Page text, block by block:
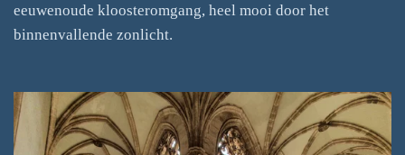
eeuwenoude kloosteromgang, heel mooi door het
binnenvallende zonlicht.